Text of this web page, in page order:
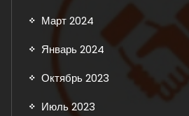
Март 2024
Январь 2024
Октябрь 2023
Июль 2023